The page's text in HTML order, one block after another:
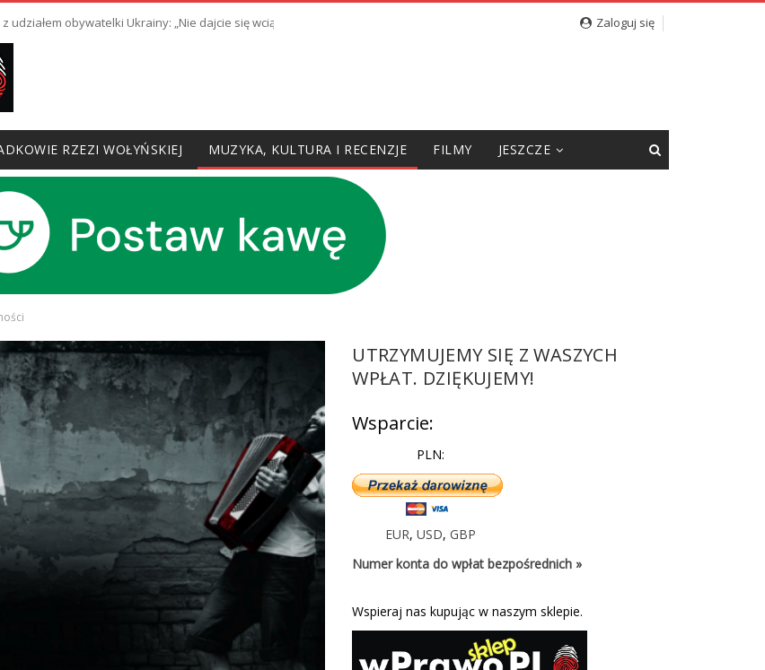
obywatelki Ukrainy: „Nie dajcie się wciągnąć w prowokację” Zaloguj się
RZEZI WOŁYŃSKIEJ MUZYKA, KULTURA I RECENZJE FILMY JESZCZE
UTRZYMUJEMY SIĘ Z WASZYCH
WPŁAT. DZIĘKUJEMY!
Wsparcie:
PLN:
EUR,USD,GBP
Numer konta do wpłat bezpośrednich »
Wspieraj nas kupując w naszym sklepie.